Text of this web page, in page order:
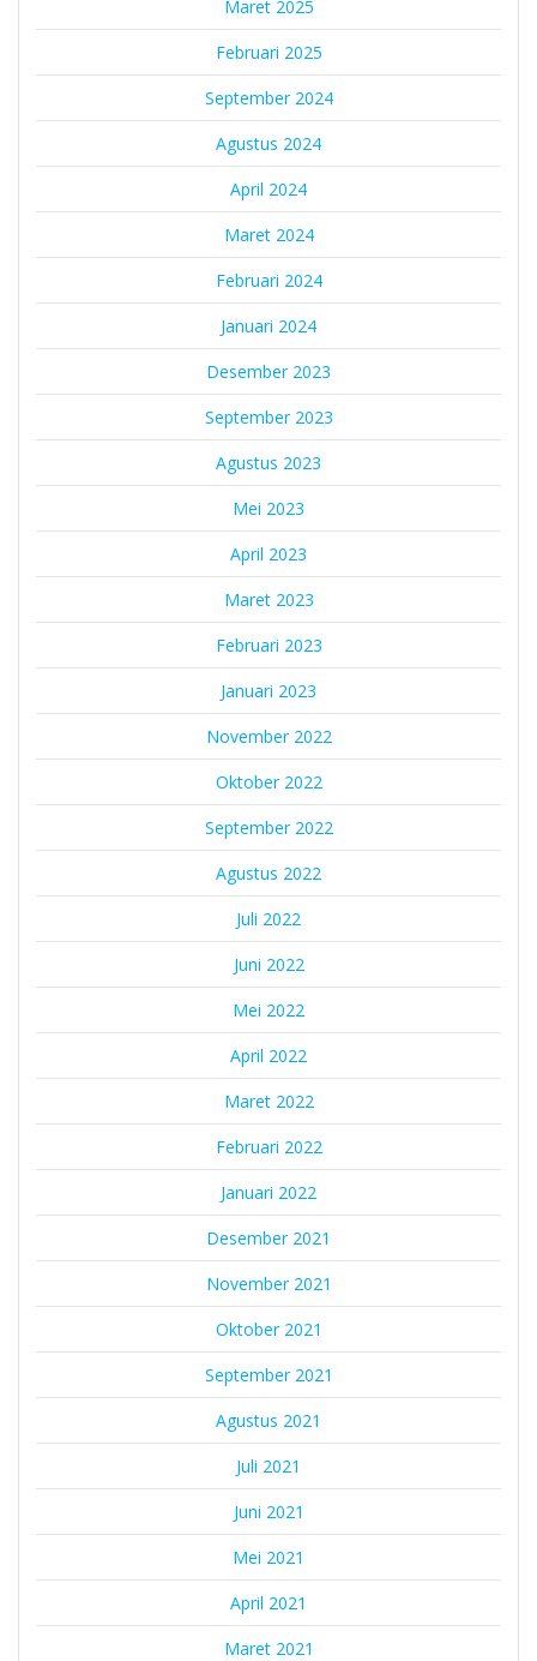
Maret 2025
Februari 2025
September 2024
Agustus 2024
April 2024
Maret 2024
Februari 2024
Januari 2024
Desember 2023
September 2023
Agustus 2023
Mei 2023
April 2023
Maret 2023
Februari 2023
Januari 2023
November 2022
Oktober 2022
September 2022
Agustus 2022
Juli 2022
Juni 2022
Mei 2022
April 2022
Maret 2022
Februari 2022
Januari 2022
Desember 2021
November 2021
Oktober 2021
September 2021
Agustus 2021
Juli 2021
Juni 2021
Mei 2021
April 2021
Maret 2021